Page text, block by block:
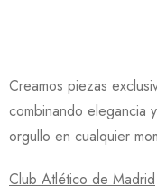
Creamos piezas
combinando elegancia
orgullo en cualquier
Club Atlético de Madrid